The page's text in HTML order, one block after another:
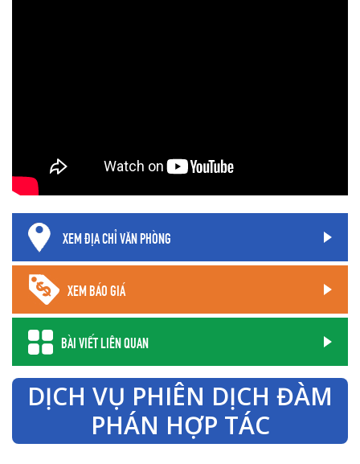
XEM ĐỊA CHỈ VĂN PHÒNG
XEM BÁO GIÁ
BÀI VIẾT LIÊN QUAN
DỊCH VỤ PHIÊN DỊCH ĐÀM
PHÁN HỢP TÁC